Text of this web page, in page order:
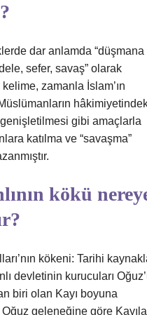
dar anlamda “düşmana
sefer, savaş” olarak
zamanla İslam’ın
gibi amaçlarla
katılma ve “savaşma”
kökü
kökeni: Tarihi
devletinin kurucuları
biri olan Kayı boyuna
geleneğine göre